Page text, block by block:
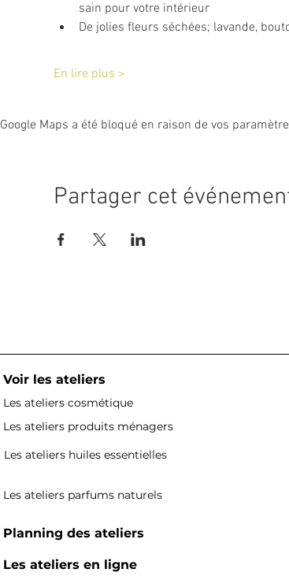
sain pour votre intérieur
De jolies fleurs séchées; lavande,
En lire plus >
Google Maps a été bloqué en raison de vos
Partager cet
Voir les ateliers
Les ateliers cosmétique
Les ateliers produits ménagers
Les ateliers huiles essentielles
Les ateliers parfums naturels
Planning des ateliers
Les ateliers en ligne